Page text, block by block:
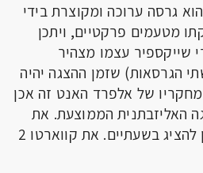
2. קווארטו 1 הוא גרסה ערוכה ומקוצרת בידי
מטעמים פרקטיים, ויתכן
שייקספיר עצמו מצהיר
הגרסאות) שזמן ההצגה יהיה
של אלפרד האנט זה אכן
האליזבתנית הממוצעת. את